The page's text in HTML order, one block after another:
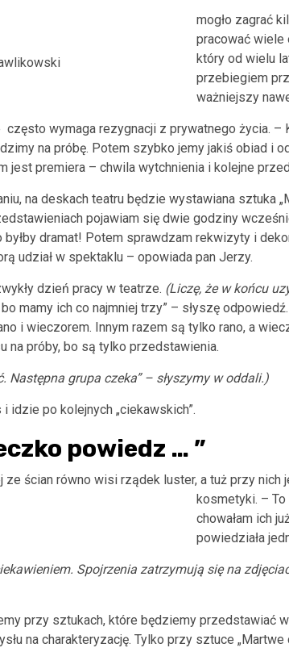
mogło zagrać
pracować wiele
który od wielu
przebiegiem
ważniejszy
wymaga rezygnacji z prywatnego życia.
na próbę. Potem szybko jemy jakiś obiad i
jest premiera – chwila wytchnienia i kolejne
na deskach teatru będzie wystawiana sztuka
pojawiam się dwie godziny
dramat! Potem sprawdzam rekwizyty i
udział w spektaklu – opowiada pan Jerzy.
dzień pracy w teatrze. (Liczę, że w końcu
mamy ich co najmniej trzy” – słyszę
i wieczorem. Innym razem są tylko rano, a
na próby, bo są tylko przedstawienia.
Następna grupa czeka” – słyszymy w oddali.)
idzie po kolejnych „ciekawskich”.
powiedz … ”
ze ścian równo wisi rządek luster, a tuż przy
kosmetyki. –
chowałam ich
powiedziała
Spojrzenia zatrzymują się na
przy sztukach, które będziemy przedstawiać
na charakteryzację. Tylko przy sztuce